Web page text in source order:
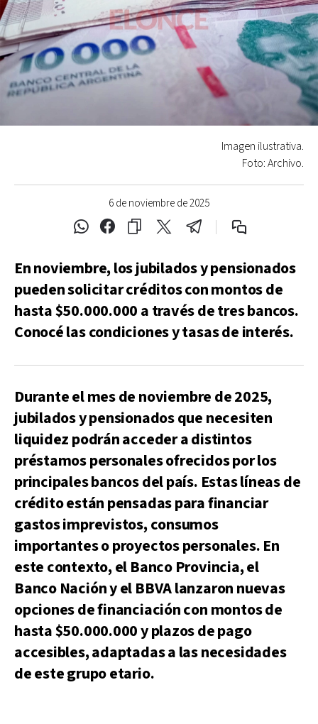
6 de noviembre de 2025
Imagen ilustrativa.
Foto: Archivo.
En noviembre, los jubilados y pensionados
pueden solicitar créditos con montos de
hasta $50.000.000 a través de tres bancos.
Conocé las condiciones y tasas de interés.
Durante el mes de noviembre de 2025,
jubilados y pensionados que necesiten
liquidez podrán acceder a distintos
préstamos personales ofrecidos por los
principales bancos del país. Estas líneas de
crédito están pensadas para financiar
gastos imprevistos, consumos
importantes o proyectos personales. En
este contexto, el Banco Provincia, el
Banco Nación y el BBVA lanzaron nuevas
opciones de financiación con montos de
hasta $50.000.000 y plazos de pago
accesibles, adaptadas a las necesidades
de este grupo etario.